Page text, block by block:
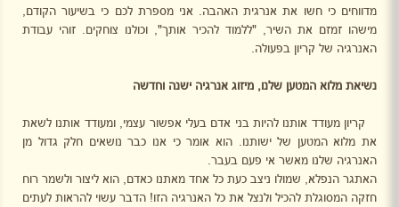
מדווחים כי חשו את אנרגית האהבה. אני מספרת לכם כי בשיעור הקודם,
מישהו זמזם את השיר, "ללמוד להכיר אותך", וכולנו צוחקים. זוהי עבודת
האנרגיה של קריון בפעולה.
נשיאת מלוא המטען שלנו, מיזוג אנרגיה ישנה וחדשה
קריון מעודד אותנו להיות בני אדם בעלי אפשור עצמי, ומעודד אותנו לשאת
את מלוא המטען של ישותנו. הוא אומר כי אנו כבר נושאים חלק גדול מן
האנרגיה שלנו מאשר אי פעם בעבר.
האתגר הנפלא, שמולו ניצב כעת כל אחד מאתנו כאדם, הוא ליצור ולשמר רוח
חזקה המסוגלת להכיל ולנצל את כל האנרגיה הזו! הדבר עשוי להראות לעתים